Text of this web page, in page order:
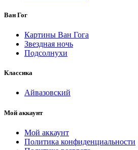
Ван Гог
Картины Ван Гога
Звездная ночь
Подсолнухи
Классика
Айвазовский
Мой аккаунт
Мой аккаунт
Политика конфиденциальности